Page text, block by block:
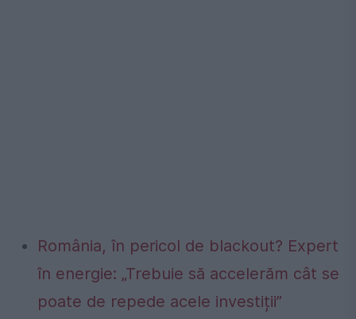
România, în pericol de blackout? Expert
în energie: „Trebuie să accelerăm cât se
poate de repede acele investiții”